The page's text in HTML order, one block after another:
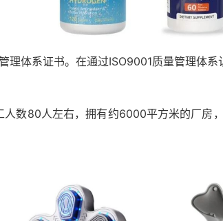
体系证书。在通过ISO9001质量管理体
数80人左右，拥有约6000平方米的厂房